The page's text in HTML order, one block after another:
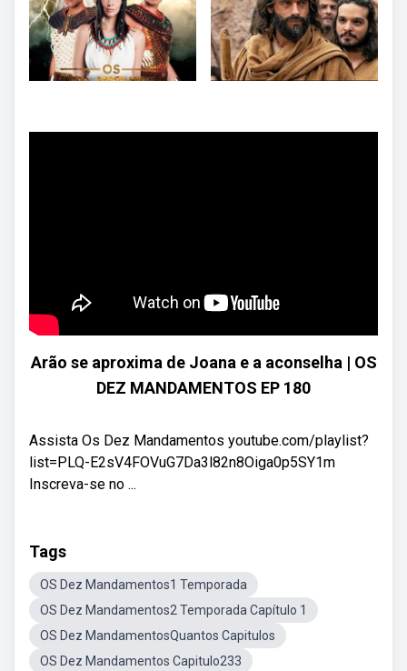
Arão se aproxima de Joana e a aconselha | OS
DEZ MANDAMENTOS EP 180
Assista Os Dez Mandamentos youtube.com/playlist?
list=PLQ-E2sV4FOVuG7Da3l82n8Oiga0p5SY1m
Inscreva-se no ...
Tags
OS Dez Mandamentos1 Temporada
OS Dez Mandamentos2 Temporada Capítulo 1
OS Dez MandamentosQuantos Capitulos
OS Dez Mandamentos Capitulo233